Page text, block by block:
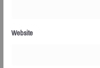
Website